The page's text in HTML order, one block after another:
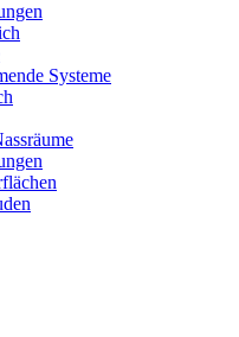
Systeme